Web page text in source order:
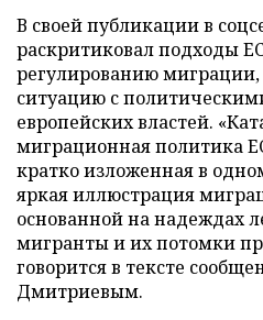
В своей публикации в
раскритиковал подходы
регулированию
ситуацию с
европейских властей.
миграционная политика
кратко изложенная в
яркая иллюстрация
основанной на надеждах
мигранты и их потомки
говорится в тексте
Дмитриевым.